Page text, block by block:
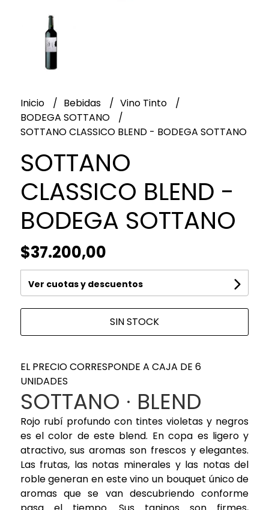
Inicio Bebidas
Vino Tinto
BODEGA SOTTANO
SOTTANO CLASSICO BLEND - BODEGA SOTTANO
SOTTANO
CLASSICO BLEND -
BODEGA SOTTANO
$37.200,00
Ver cuotas y descuentos
SIN STOCK
EL PRECIO CORRESPONDE A CAJA DE 6
UNIDADES
SOTTANO · BLEND
Rojo rubí profundo con tintes violetas y negros
es el color de este blend. En copa es ligero y
atractivo, sus aromas son frescos y elegantes.
Las frutas, las notas minerales y las notas del
roble generan en este vino un bouquet único de
aromas que se van descubriendo conforme